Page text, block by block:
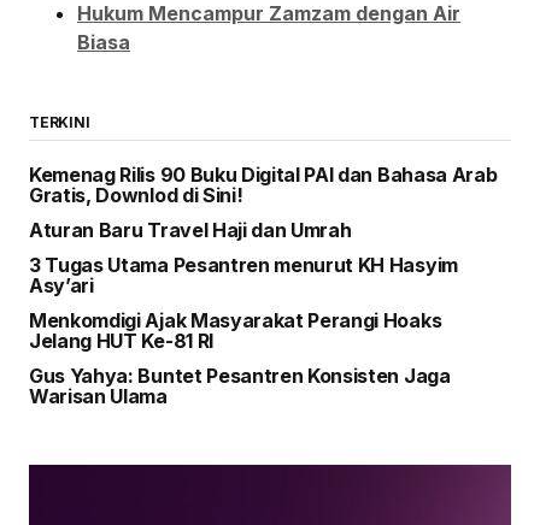
Hukum Mencampur Zamzam dengan Air
Biasa
TERKINI
Kemenag Rilis 90 Buku Digital PAI dan Bahasa Arab
Gratis, Downlod di Sini!
Aturan Baru Travel Haji dan Umrah
3 Tugas Utama Pesantren menurut KH Hasyim
Asy’ari
Menkomdigi Ajak Masyarakat Perangi Hoaks
Jelang HUT Ke-81 RI
Gus Yahya: Buntet Pesantren Konsisten Jaga
Warisan Ulama